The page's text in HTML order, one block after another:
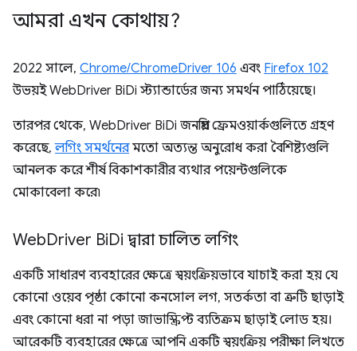
আমরা এখন কোথায়?
2022 সালে, Chrome/ChromeDriver 106 এবং Firefox 102
উভয়ই WebDriver BiDi স্ট্যান্ডার্ডের জন্য সমর্থন পাঠিয়েছে।
তারপর থেকে, WebDriver BiDi জনপ্রিয় ফ্রেমওয়ার্কগুলিতে গ্রহণ
করেছে,লগিং সমর্থনেরমতো অত্যন্ত অনুরোধ করা বৈশিষ্ট্যগুলি
আনলক করে শীর্ষ বিকাশকারীর ব্যথার পয়েন্টগুলিকে
মোকাবেলা করে৷
WebDriver BiDi দ্বারা চালিত লগিং
একটি সাধারণ ব্যবহারের ক্ষেত্রে স্বয়ংক্রিয়ভাবে যাচাই করা হয় যে
কোনো ওয়েব পৃষ্ঠা কোনো কনসোল লগ, সতর্কতা বা ত্রুটি ছাড়াই
এবং কোনো ধরা না পড়া জাভাস্ক্রিপ্ট ব্যতিক্রম ছাড়াই লোড হয়।
আরেকটি ব্যবহারের ক্ষেত্রে আপনি একটি স্বয়ংক্রিয় পরীক্ষা লিখতে